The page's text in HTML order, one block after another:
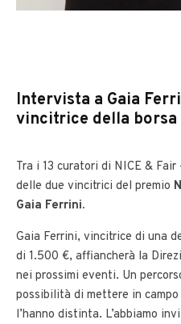
Intervista a Gaia
vincitrice della borsa
Tra i 13 curatori di NICE &
delle due vincitrici del premio
Gaia Ferrini.
Gaia Ferrini, vincitrice di una
di 1.500 €, affiancherà la
nei prossimi eventi. Un
possibilità di mettere in
l’hanno distinta. L’abbiamo